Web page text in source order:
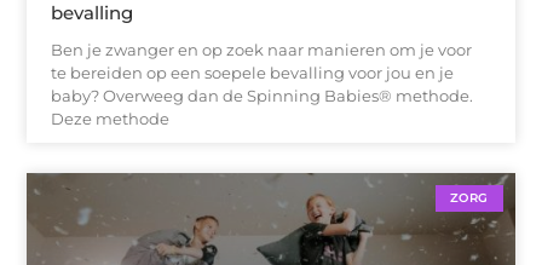
bevalling
Ben je zwanger en op zoek naar manieren om je voor
te bereiden op een soepele bevalling voor jou en je
baby? Overweeg dan de Spinning Babies® methode.
Deze methode
ZORG